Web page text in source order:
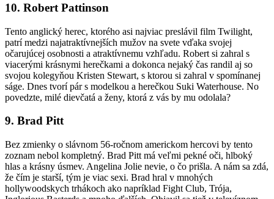
10. Robert Pattinson
Tento anglický herec, ktorého asi najviac preslávil film Twilight,
patrí medzi najatraktívnejších mužov na svete vďaka svojej
očarujúcej osobnosti a atraktívnemu vzhľadu. Robert si zahral s
viacerými krásnymi herečkami a dokonca nejaký čas randil aj so
svojou kolegyňou Kristen Stewart, s ktorou si zahral v spomínanej
ságe. Dnes tvorí pár s modelkou a herečkou Suki Waterhouse. No
povedzte, milé dievčatá a ženy, ktorá z vás by mu odolala?
9. Brad Pitt
Bez zmienky o slávnom 56-ročnom americkom hercovi by tento
zoznam nebol kompletný. Brad Pitt má veľmi pekné oči, hlboký
hlas a krásny úsmev. Angelina Jolie nevie, o čo prišla. A nám sa zdá,
že čím je starší, tým je viac sexi. Brad hral v mnohých
hollywoodskych trhákoch ako napríklad Fight Club, Trója,